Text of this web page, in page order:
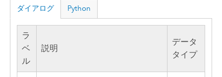
ダイアログ Python
ラ
ベ
ル
説明
データ
タイプ